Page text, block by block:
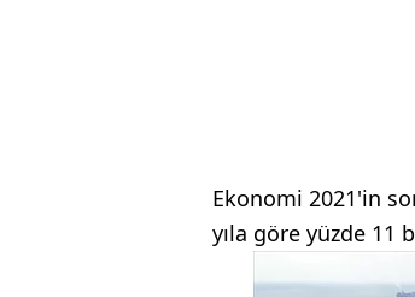
Ekonomi 2021'in
yıla göre yüzde 11